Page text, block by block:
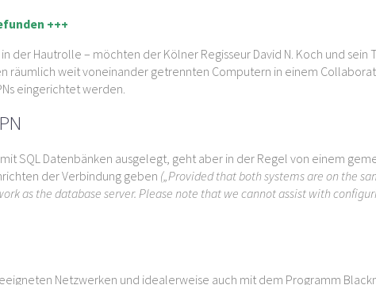
+++
der Hautrolle – möchten der Kölner Regisseur David N. Koch und
räumlich weit voneinander getrennten Computern in einem
eingerichtet werden.
SQL Datenbänken ausgelegt, geht aber in der Regel von einem
der Verbindung geben („Provided that both systems are on the
as the database server. Please note that we cannot assist with
Netzwerken und idealerweise auch mit dem Programm